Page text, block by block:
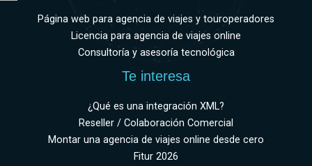
Página web para agencia de viajes y touroperadores
Licencia para agencia de viajes online
Consultoría y asesoría tecnológica
Te interesa
¿Qué es una integración XML?
Reseller / Colaboración Comercial
Montar una agencia de viajes online desde cero
Fitur 2026